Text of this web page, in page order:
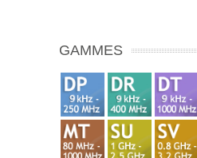
GAMMES